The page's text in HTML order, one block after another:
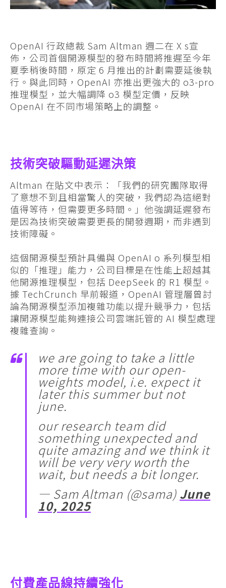
OpenAI 行政總裁 Sam Altman 週二在 X s宣
佈，公司首個開源模型的發布時間將推遲至今年
夏季稍後時間，原定 6 月推出的計劃需要延後執
行。與此同時，OpenAI 亦推出更強大的 o3-pro
推理模型，並大幅調降 o3 模型定價，反映
OpenAI 在不同市場策略上的調整。
技術突破驅動延遲決策
Altman 在貼文中表示：「我們的研究團隊取得
了意想不到且相當驚人的突破，我們認為這絕對
值得等待，但需要更多時間。」他強調延遲發布
是因為技術突破需要更長的開發週期，而非遇到
技術障礙。
這個開源模型預計具備與 OpenAI o 系列模型相
似的「推理」能力，公司目標是在性能上超越其
他開源推理模型，包括 DeepSeek 的 R1 模型。
據 TechCrunch 早前報道，OpenAI 管理層曾討
論為開源模型添加複雜功能以提升競爭力，包括
讓開源模型能夠連接公司雲端託管的 AI 模型處理
複雜查詢。
we are going to take a little
more time with our open-
weights model, i.e. expect it
later this summer but not
june.
our research team did
something unexpected and
quite amazing and we think it
will be very very worth the
wait, but needs a bit longer.
— Sam Altman (@sama) June
10, 2025
付費產品線持續強化